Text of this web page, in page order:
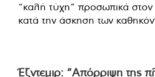
“καλή τύχη” προσωπικά
κατά την άσκηση των
Έζντεμιρ: “Απόρριψη της